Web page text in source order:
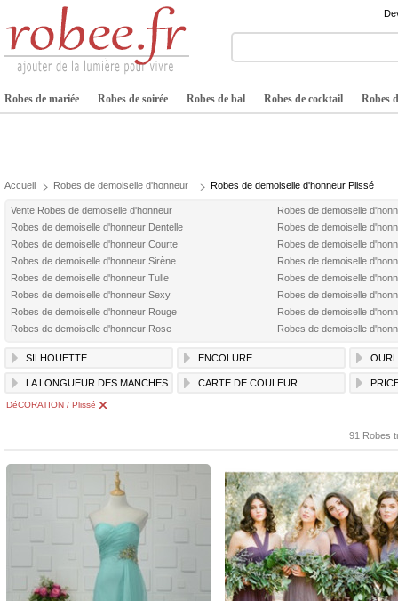
Robes de mariée Robes de soirée Robes de bal Robes de cocktail Robes
Accueil Robes de demoiselle d'honneur Robes de demoiselle d'honneur Plissé
Vente Robes de demoiselle d'honneur
Robes de demoiselle
Robes de demoiselle d'honneur Dentelle
Robes de demoiselle
Robes de demoiselle d'honneur Courte
Robes de demoiselle
Robes de demoiselle d'honneur Sirène
Robes de demoiselle
Robes de demoiselle d'honneur Tulle
Robes de demoiselle
Robes de demoiselle d'honneur Sexy
Robes de demoiselle
Robes de demoiselle d'honneur Rouge
Robes de demoiselle
Robes de demoiselle d'honneur Rose
Robes de demoiselle
SILHOUETTE ENCOLURE
LA LONGUEUR DES MANCHES CARTE DE COULEUR
DéCORATION / Plissé
91 Robes